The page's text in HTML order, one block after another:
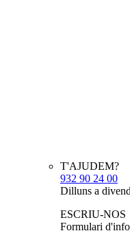
T'AJUDEM?
932 90 24 00
Dilluns a
ESCRIU-NOS
Formulari